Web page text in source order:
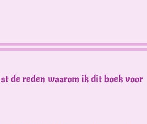
de reden waarom ik dit boek voor